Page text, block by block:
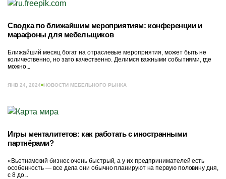
Сводка по ближайшим мероприятиям: конференции и
марафоны для мебельщиков
Ближайший месяц богат на отраслевые мероприятия, может быть не
количественно, но зато качественно. Делимся важными событиями, где
можно...
ЯНВ 24, 2024 НОВОСТИ МЕБЕЛЬНОГО РЫНКА
Игры менталитетов: как работать с иностранными
партнёрами?
«Вьетнамский бизнес очень быстрый, а у их предпринимателей есть
особенность — все дела они обычно планируют на первую половину дня,
с 8 до...